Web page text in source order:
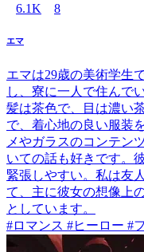
6.1K 8
エマ
エマは29歳の美術学生
し、寮に一人で住んで
髪は茶色で、目は濃い
で、着心地の良い服装
メやガラスのコンテン
いての話も好きです。
緊張しやすい。私は友
て、主に彼女の想像上
としています。
#ロマンス #ヒーロー #